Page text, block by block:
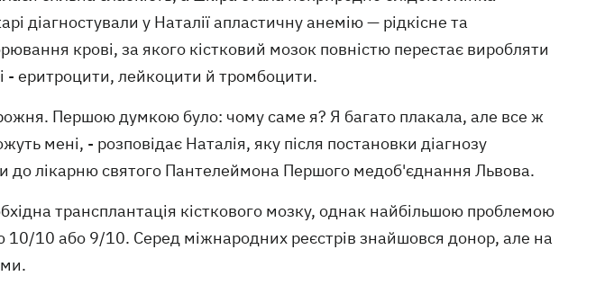
діагностували у Наталії апластичну анемію — рідкісне та
крові, за якого кістковий мозок повністю перестає виробляти
- еритроцити, лейкоцити й тромбоцити.
Першою думкою було: чому саме я? Я багато плакала, але все ж
мені, - розповідає Наталія, яку після постановки діагнозу
до лікарню святого Пантелеймона Першого медоб'єднання Львова.
трансплантація кісткового мозку, однак найбільшою проблемою
10/10 або 9/10. Серед міжнародних реєстрів знайшовся донор, але на